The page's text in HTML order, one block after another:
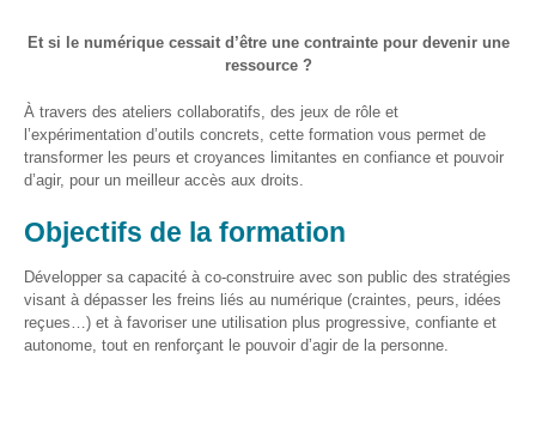
Et si le numérique cessait d’être une contrainte pour devenir une
ressource ?
À travers des ateliers collaboratifs, des jeux de rôle et
l’expérimentation d’outils concrets, cette formation vous permet de
transformer les peurs et croyances limitantes en confiance et pouvoir
d’agir, pour un meilleur accès aux droits.
Objectifs de la formation
Développer sa capacité à co-construire avec son public des stratégies
visant à dépasser les freins liés au numérique (craintes, peurs, idées
reçues…) et à favoriser une utilisation plus progressive, confiante et
autonome, tout en renforçant le pouvoir d’agir de la personne.
presse
Se
former
Formations pour
demandeur·euse·s
d’emploi
DIGISTART